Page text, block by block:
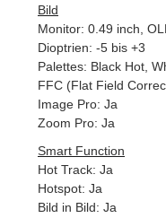
Bild
Monitor: 0.49 inch,
Dioptrien: -5 bis +3
Palettes: Black Hot,
FFC (Flat Field
Image Pro: Ja
Zoom Pro: Ja
Smart Function
Hot Track: Ja
Hotspot: Ja
Bild in Bild: Ja